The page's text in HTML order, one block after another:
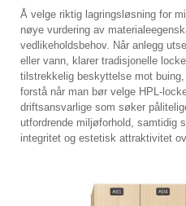
Å velge riktig lagringsløsning for
nøye vurdering av
vedlikeholdsbehov. Når anlegg
eller vann, klarer tradisjonelle
tilstrekkelig beskyttelse mot
forstå når man bør velge HPL-
driftsansvarlige som søker
utfordrende miljøforhold, samtidig
integritet og estetisk attraktivitet